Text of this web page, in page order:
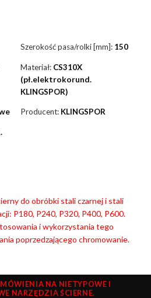
Szerokość pasa/rolki [mm]: 150
Materiał: CS310X
(pł.elektrokorund.
KLINGSPOR)
Producent: KLINGSPOR
do obróbki stali czarnej i stali
P180, P240, P320, P400, P600.
i wykorzystania tego
poprzedzającego chromowanie.
NA NIETYPOWE I
NARZĘDZIA ŚCIERNE.